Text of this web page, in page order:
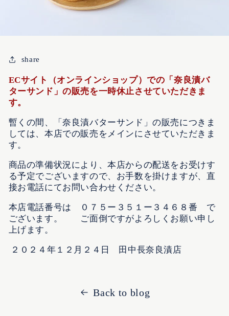
share
ECサイト（オンラインショップ）での「奈良漬バ
ターサンド」の販売を一時休止させていただきま
す。
暫くの間、「奈良漬バターサンド」の販売につきま
しては、本店での販売をメインにさせていただきま
す。
商品の準備状況により、本店からの配送をお受けす
る予定でございますので、お手数を掛けますが、直
接お電話にてお問い合わせください。
本店電話番号は ０７５ー３５１ー３４６８番 で
ございます。 ご面倒ですがよろしくお願い申し
上げます。
２０２４年１２月２４日 田中長奈良漬店
Back to blog